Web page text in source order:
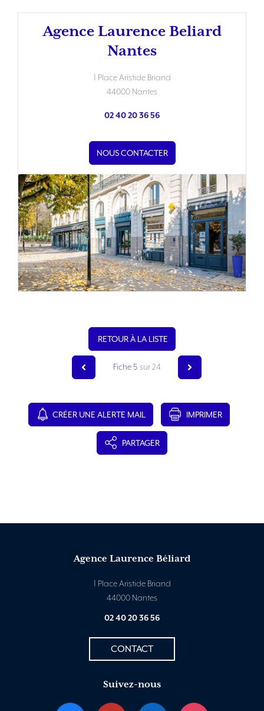
Agence Laurence Beliard
Nantes
1 Place Aristide Briand
44000 Nantes
02 40 20 36 56
NOUS CONTACTER
RETOUR À LA LISTE
Fiche 5 sur 24
CRÉER UNE ALERTE MAIL IMPRIMER
PARTAGER
Agence Laurence Béliard
1 Place Aristide Briand
44000 Nantes
02 40 20 36 56
CONTACT
Suivez-nous